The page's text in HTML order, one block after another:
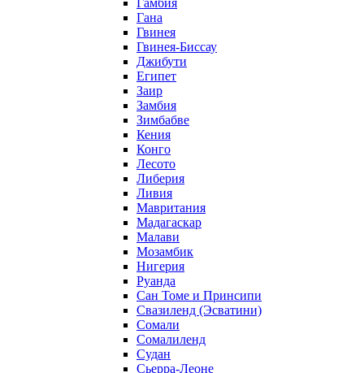
Гамбия
Гана
Гвинея
Гвинея-Биссау
Джибути
Египет
Заир
Замбия
Зимбабве
Кения
Конго
Лесото
Либерия
Ливия
Мавритания
Мадагаскар
Малави
Мозамбик
Нигерия
Руанда
Сан Томе и Принсипи
Свазиленд (Эсватини)
Сомали
Сомалиленд
Судан
Сьерра-Леоне